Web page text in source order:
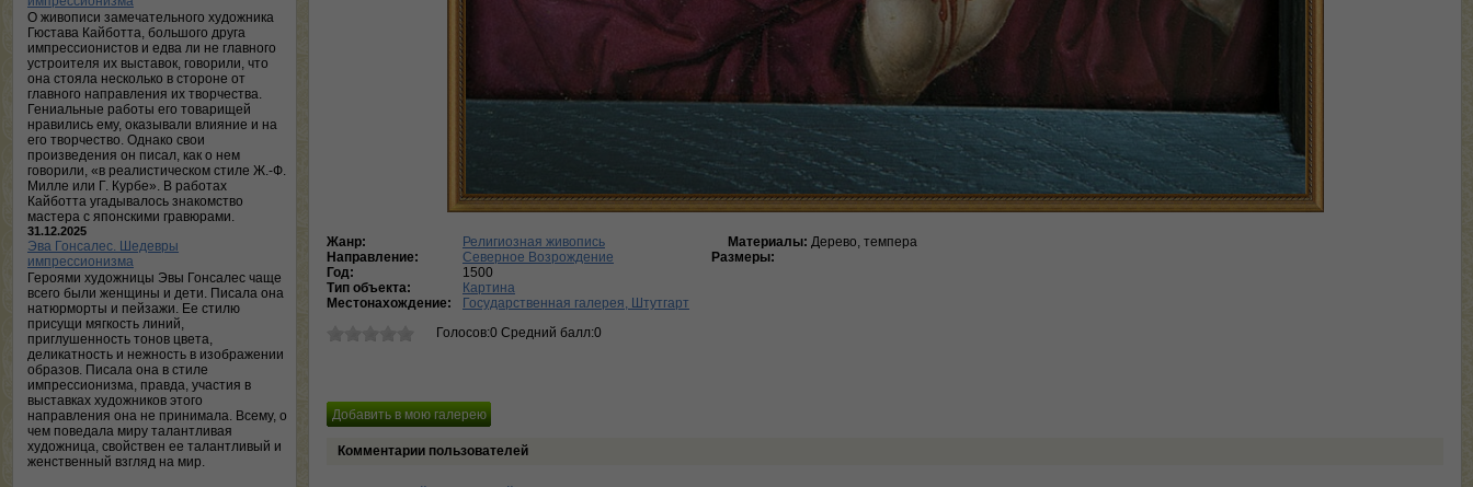
О живописи замечательного художника
Гюстава Кайботта, большого друга
импрессионистов и едва ли не главного
устроителя их выставок, говорили, что
она стояла несколько в стороне от
главного направления их творчества.
Гениальные работы его товарищей
нравились ему, оказывали влияние и на
его творчество. Однако свои
произведения он писал, как о нем
говорили, «в реалистическом стиле Ж.-Ф.
Милле или Г. Курбе». В работах
Кайботта угадывалось знакомство
мастера с японскими гравюрами.
31.12.2025
Эва Гонсалес. Шедевры
импрессионизма
Героями художницы Эвы Гонсалес чаще
всего были женщины и дети. Писала она
натюрморты и пейзажи. Ее стилю
присущи мягкость линий,
приглушенность тонов цвета,
деликатность и нежность в изображении
образов. Писала она в стиле
импрессионизма, правда, участия в
выставках художников этого
направления она не принимала. Всему, о
чем поведала миру талантливая
художница, свойствен ее талантливый и
женственный взгляд на мир.
Жанр:
Религиозная живопись
Направление:
Северное Возрождение
Год:
1500
Тип объекта:
Картина
Местонахождение:
Государственная галерея, Штутгарт
Голосов:0 Средний балл:0
Материалы: Дерево, темпера
Размеры:
Комментарии пользователей